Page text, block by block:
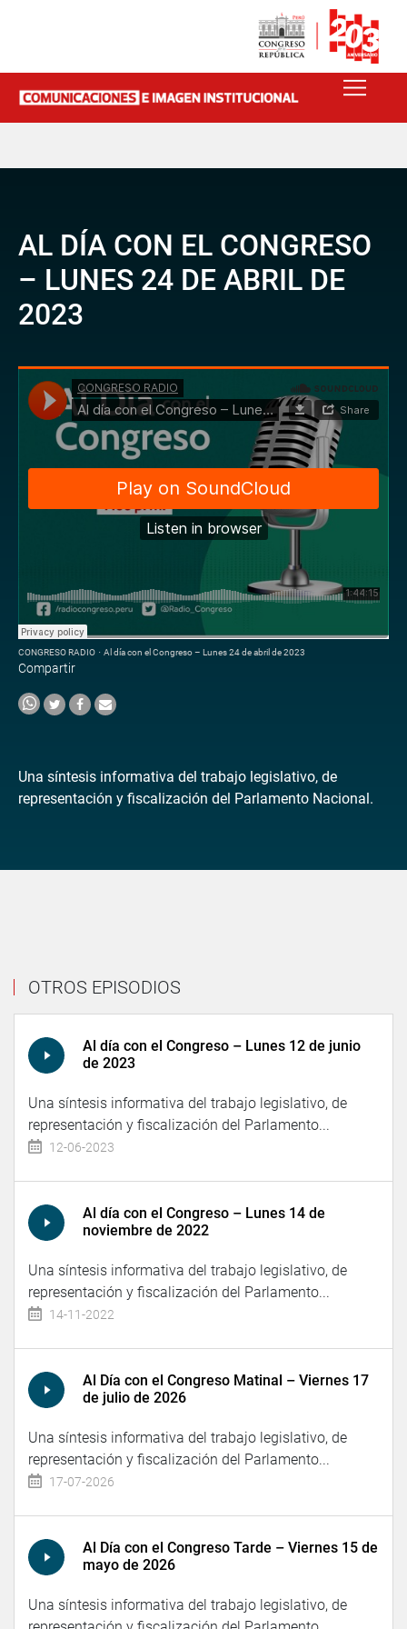
AL DÍA CON EL CONGRESO
– LUNES 24 DE ABRIL DE
2023
CONGRESO RADIO · Al día con el Congreso – Lunes 24 de abril de 2023
Compartir
Una síntesis informativa del trabajo legislativo, de
representación y fiscalización del Parlamento Nacional.
OTROS EPISODIOS
Al día con el Congreso – Lunes 12 de junio
de 2023
Una síntesis informativa del trabajo legislativo, de
representación y fiscalización del Parlamento...
12-06-2023
Al día con el Congreso – Lunes 14 de
noviembre de 2022
Una síntesis informativa del trabajo legislativo, de
representación y fiscalización del Parlamento...
14-11-2022
Al Día con el Congreso Matinal – Viernes 17
de julio de 2026
Una síntesis informativa del trabajo legislativo, de
representación y fiscalización del Parlamento...
17-07-2026
Al Día con el Congreso Tarde – Viernes 15 de
mayo de 2026
Una síntesis informativa del trabajo legislativo, de